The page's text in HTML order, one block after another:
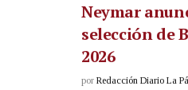
Neymar
selección de
2026
por Redacción Diario La